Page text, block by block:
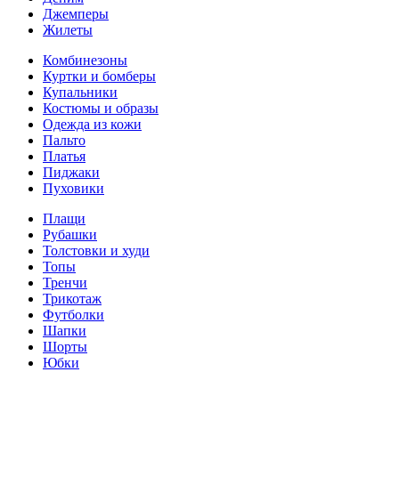
Джемперы
Жилеты
Комбинезоны
Куртки и бомберы
Купальники
Костюмы и образы
Одежда из кожи
Пальто
Платья
Пиджаки
Пуховики
Плащи
Рубашки
Толстовки и худи
Топы
Тренчи
Трикотаж
Футболки
Шапки
Шорты
Юбки